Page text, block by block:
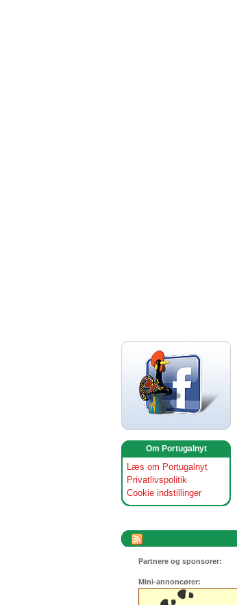
Om Portugalnyt
Læs om Portugalnyt
Privatlivspolitik
Cookie indstillinger
Partnere og sponsorer:
Mini-annoncører: